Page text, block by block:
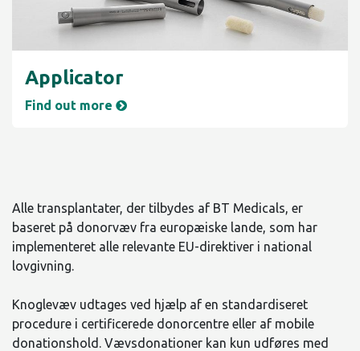
Applicator
Find out more
Alle transplantater, der tilbydes af BT Medicals, er
baseret på donorvæv fra europæiske lande, som har
implementeret alle relevante EU-direktiver i national
lovgivning.
Knoglevæv udtages ved hjælp af en standardiseret
procedure i certificerede donorcentre eller af mobile
donationshold. Vævsdonationer kan kun udføres med